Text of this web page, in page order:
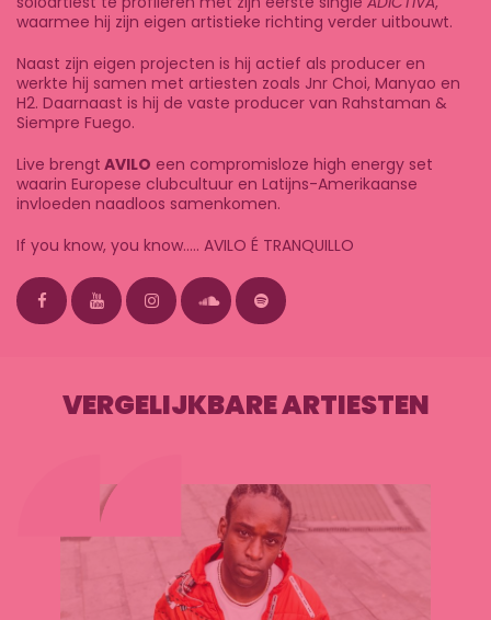
waarmee hij zijn eigen artistieke richting verder uitbouwt.
Naast zijn eigen projecten is hij actief als producer en
werkte hij samen met artiesten zoals Jnr Choi, Manyao en
H2. Daarnaast is hij de vaste producer van Rahstaman &
Siempre Fuego.
Live brengt AVILO een compromisloze high energy set
waarin Europese clubcultuur en Latijns-Amerikaanse
invloeden naadloos samenkomen.
If you know, you know….. AVILO É TRANQUILLO
VERGELIJKBARE ARTIESTEN